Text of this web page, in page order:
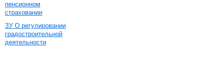
пенсионном
страховании
ЗУ О регулировании
градостроительной
деятельности